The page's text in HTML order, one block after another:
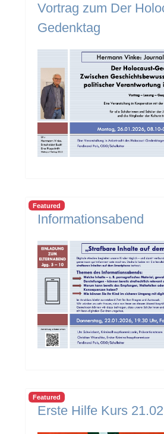
Vortrag zum Der
Gedenktag
Featured
Informationsabend
Featured
Erste Hilfe Kurs